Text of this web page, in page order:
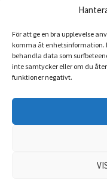
För att ge en bra upplevelse
komma åt enhetsinformation.
behandla data som
inte samtycker eller om du
funktioner negativt.
om
ARKIV